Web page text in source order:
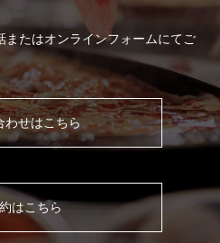
またはオンラインフォームにてご
わせはこちら
はこちら